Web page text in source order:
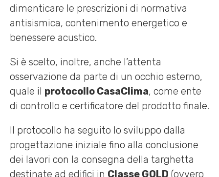
dimenticare le prescrizioni di normativa
antisismica, contenimento energetico e
benessere acustico.
Si è scelto, inoltre, anche l’attenta
osservazione da parte di un occhio esterno,
quale il protocollo CasaClima, come ente
di controllo e certificatore del prodotto finale.
Il protocollo ha seguito lo sviluppo dalla
progettazione iniziale fino alla conclusione
dei lavori con la consegna della targhetta
destinate ad edifici in Classe GOLD (ovvero